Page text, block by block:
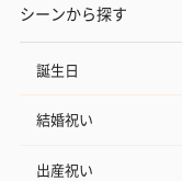
シーンから探す
誕生日
結婚祝い
出産祝い